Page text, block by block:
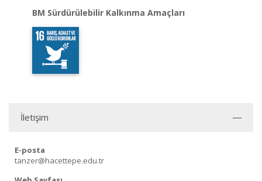
BM Sürdürülebilir Kalkınma Amaçları
İletişim
E-posta
tanzer@hacettepe.edu.tr